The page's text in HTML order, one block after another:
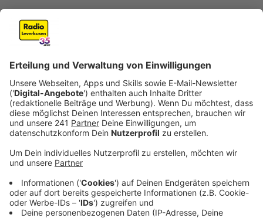
Smartphones verändern die Kindheit
Anzeige
Kinder, die bereits im Grundschulalter ein Smartphone
besitzen, verlieren oft das Interesse an traditionellen
Freizeitaktivitäten. Die Medienpädagogin Paula
Bleckmann vergleicht das Smartphone mit einem
Raubfisch, der alle anderen Aktivitäten verdrängt.
"Kinder sollten stark im Leben verankert sein, bevor sie
ein Smartphone nutzen", sagt Bleckmann.
Anzeige